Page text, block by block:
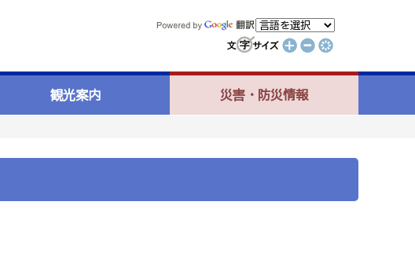
観光案内 災害・防災情報